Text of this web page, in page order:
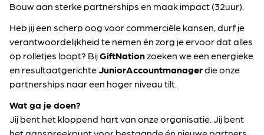
Bouw aan sterke partnerships en maak impact (32uur).
Heb jij een scherp oog voor commerciële kansen, durf je
verantwoordelijkheid te nemen én zorg je ervoor dat alles
op rolletjes loopt? BijGiftNationzoeken we een energieke
en resultaatgerichteJuniorAccountmanagerdie onze
partnerships naar een hoger niveau tilt.
Wat ga je doen?
Jij bent het kloppend hart van onze organisatie. Jij bent